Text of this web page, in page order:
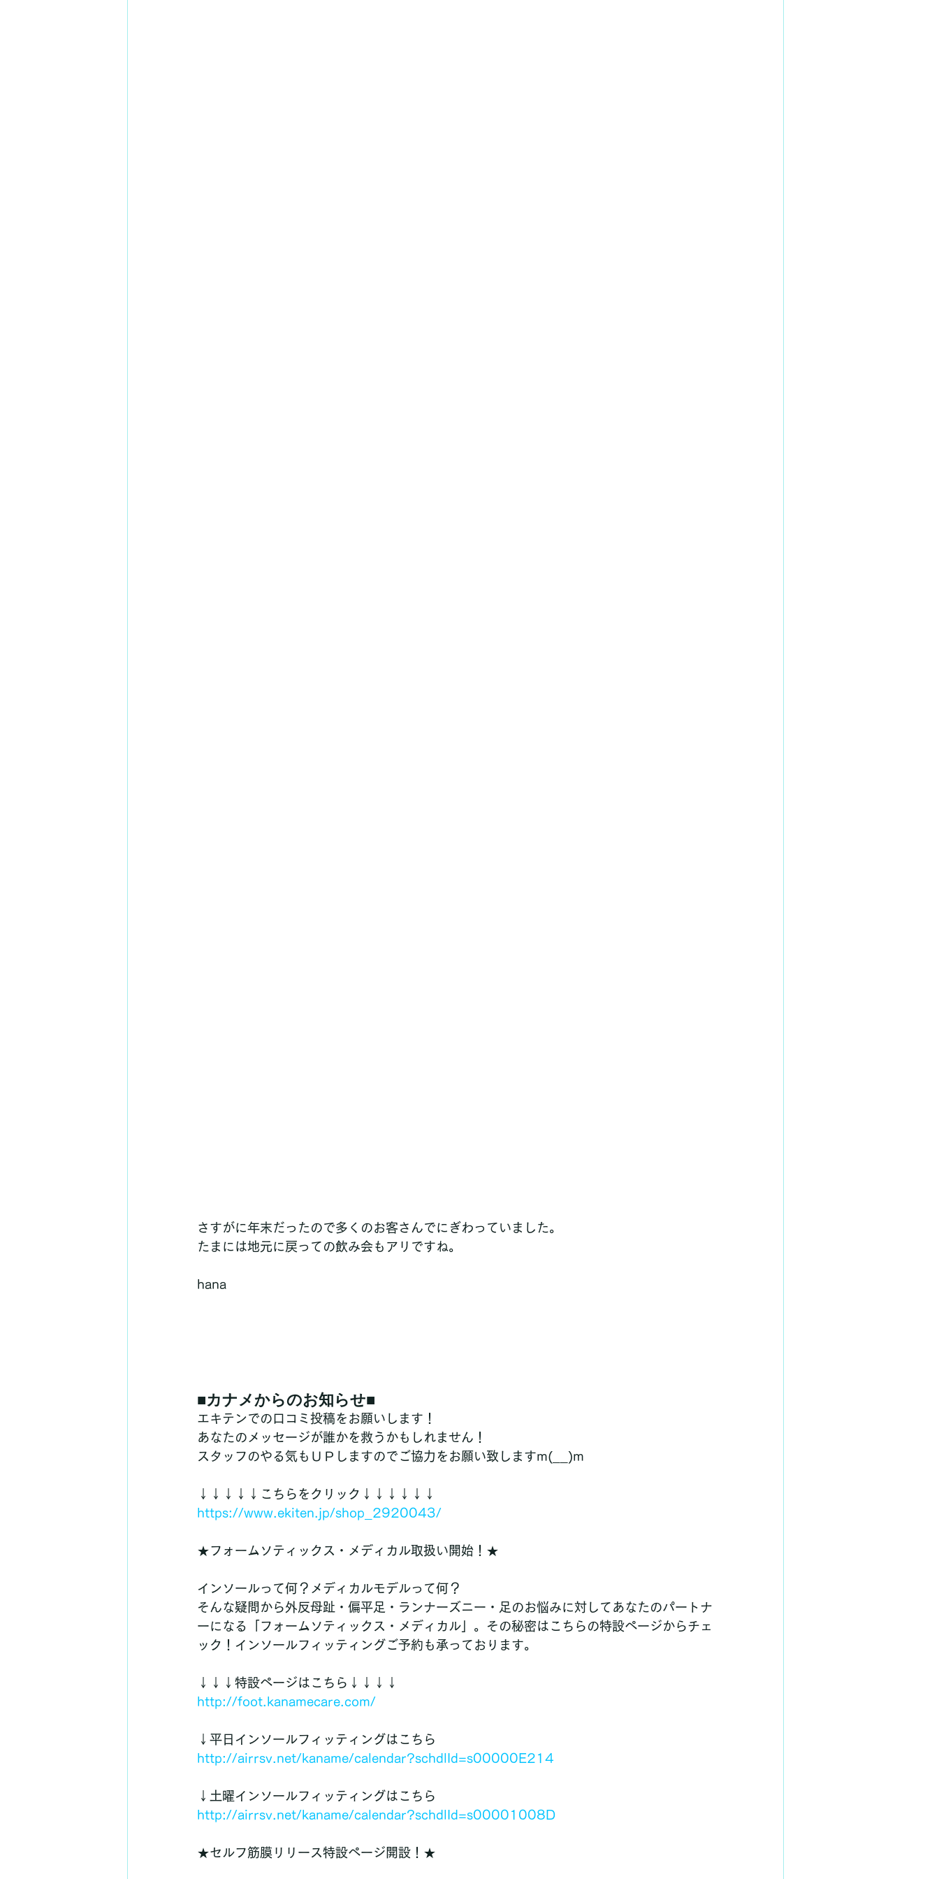
さすがに年末だったので多くのお客さんでにぎわっていました。
たまには地元に戻っての飲み会もアリですね。
hana
■カナメからのお知らせ■
エキテンでの口コミ投稿をお願いします！
あなたのメッセージが誰かを救うかもしれません！
スタッフのやる気もＵＰしますのでご協力をお願い致しますm(__)m
↓↓↓↓↓こちらをクリック↓↓↓↓↓↓
https://www.ekiten.jp/shop_2920043/
★フォームソティックス・メディカル取扱い開始！★
インソールって何？メディカルモデルって何？
そんな疑問から外反母趾・偏平足・ランナーズニー・足のお悩みに対してあなたのパートナ
ーになる「フォームソティックス・メディカル」。その秘密はこちらの特設ページからチェ
ック！インソールフィッティングご予約も承っております。
↓↓↓特設ページはこちら↓↓↓↓
http://foot.kanamecare.com/
↓平日インソールフィッティングはこちら
http://airrsv.net/kaname/calendar?schdlId=s00000E214
↓土曜インソールフィッティングはこちら
http://airrsv.net/kaname/calendar?schdlId=s00001008D
★セルフ筋膜リリース特設ページ開設！★